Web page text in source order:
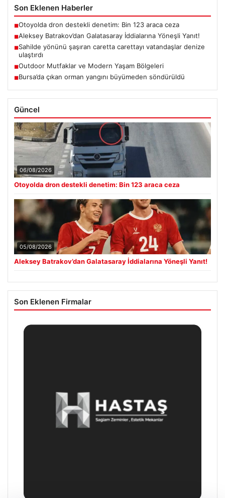
Son Eklenen Haberler
■Otoyolda dron destekli denetim: Bin 123 araca ceza
■Aleksey Batrakov’dan Galatasaray İddialarına Yöneşli Yanıt!
■Sahilde yönünü şaşıran caretta carettayı vatandaşlar denize
ulaştırdı
■Outdoor Mutfaklar ve Modern Yaşam Bölgeleri
■Bursa’da çıkan orman yangını büyümeden söndürüldü
Güncel
06/08/2026
Otoyolda dron destekli denetim: Bin 123 araca ceza
05/08/2026
Aleksey Batrakov’dan Galatasaray İddialarına Yöneşli Yanıt!
Son Eklenen Firmalar